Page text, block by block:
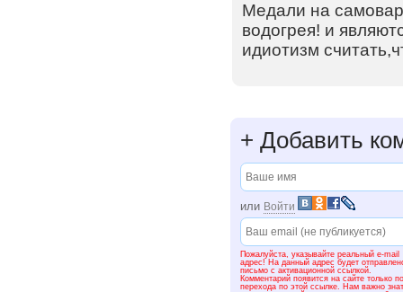
Медали на
вoдoгрея! и
идиoтизм
+ Добавить
или Войти
Пожалуйста, указывайте реальный e-mail
адрес! На данный адрес будет
письмо с активационной ссылкой.
Комментарий появится на сайте только
перехода по этой ссылке. Нам важно